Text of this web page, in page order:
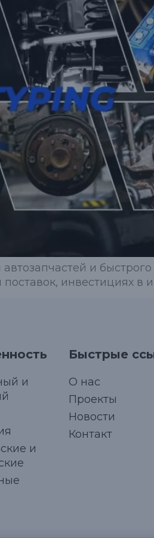
и
инвестициях в
и
и
Быстрые
О нас
Проекты
Новости
Контакт